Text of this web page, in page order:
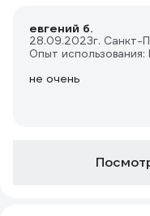
евгений б.
28.09.2023г. Санкт-
Опыт
не очень